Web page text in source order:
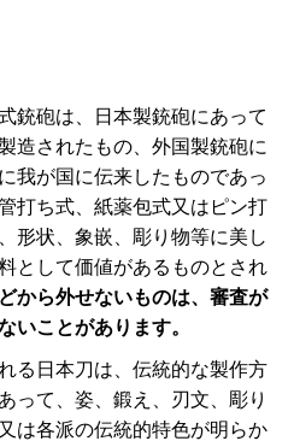
銃砲は、日本製銃砲にあって
造されたもの、外国製銃砲に
我が国に伝来したものであっ
打ち式、紙薬包式又はピン打
形状、象嵌、彫り物等に美し
として価値があるものとされ
から外せないものは、審査が
いことがあります。
る日本刀は、伝統的な製作方
って、姿、鍛え、刃文、彫り
は各派の伝統的特色が明らか